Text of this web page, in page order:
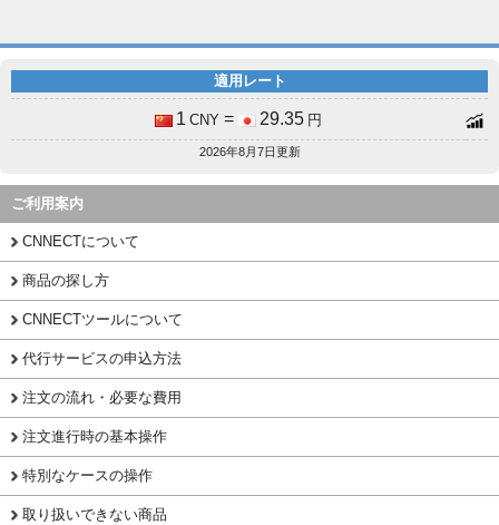
適用レート
1 CNY = 29.35 円
2026年8月7日更新
ご利用案内
CNNECTについて
商品の探し方
CNNECTツールについて
代行サービスの申込方法
注文の流れ・必要な費用
注文進行時の基本操作
特別なケースの操作
取り扱いできない商品